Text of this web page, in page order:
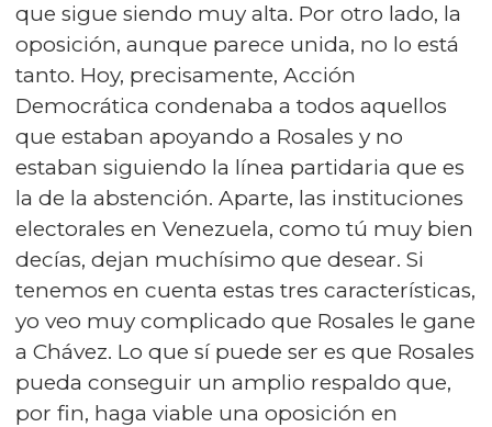
que sigue siendo muy alta. Por otro lado, la
oposición, aunque parece unida, no lo está
tanto. Hoy, precisamente, Acción
Democrática condenaba a todos aquellos
que estaban apoyando a Rosales y no
estaban siguiendo la línea partidaria que es
la de la abstención. Aparte, las instituciones
electorales en Venezuela, como tú muy bien
decías, dejan muchísimo que desear. Si
tenemos en cuenta estas tres características,
yo veo muy complicado que Rosales le gane
a Chávez. Lo que sí puede ser es que Rosales
pueda conseguir un amplio respaldo que,
por fin, haga viable una oposición en